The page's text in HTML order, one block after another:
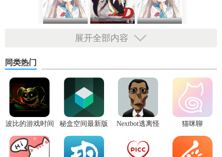
展开全部内容
同类热门
波比的游戏时间
3安卓版
秘盒空间最新版
Nextbot逃离怪
猫咪聊